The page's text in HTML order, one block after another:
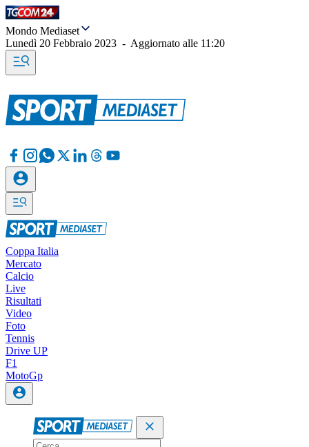
Mondo Mediaset
Lunedì 20 Febbraio 2023 - Aggiornato alle 11:20
Coppa Italia
Mercato
Calcio
Live
Risultati
Video
Foto
Tennis
Drive UP
F1
MotoGp